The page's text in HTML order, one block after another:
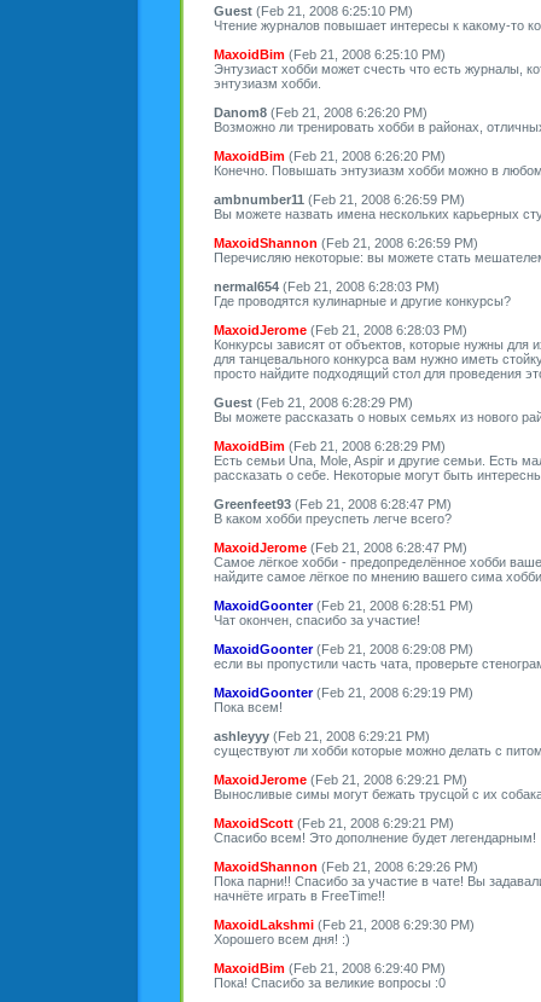
Guest (Feb 21, 2008 6:25:10 PM)
Чтение журналов повышает интересы к какому-то
MaxoidBim (Feb 21, 2008 6:25:10 PM)
Энтузиаст хобби может счесть что есть журналы,
энтузиазм хобби.
Danom8 (Feb 21, 2008 6:26:20 PM)
Возможно ли тренировать хобби в районах,
MaxoidBim (Feb 21, 2008 6:26:20 PM)
Конечно. Повышать энтузиазм хобби можно в
ambnumber11 (Feb 21, 2008 6:26:59 PM)
Вы можете назвать имена нескольких карьерных
MaxoidShannon (Feb 21, 2008 6:26:59 PM)
Перечисляю некоторые: вы можете стать
nermal654 (Feb 21, 2008 6:28:03 PM)
Где проводятся кулинарные и другие конкурсы?
MaxoidJerome (Feb 21, 2008 6:28:03 PM)
Конкурсы зависят от объектов, которые нужны для
для танцевального конкурса вам нужно иметь
просто найдите подходящий стол для проведения
Guest (Feb 21, 2008 6:28:29 PM)
Вы можете рассказать о новых семьях из нового
MaxoidBim (Feb 21, 2008 6:28:29 PM)
Есть семьи Una, Mole, Aspir и другие семьи. Есть
рассказать о себе. Некоторые могут быть
Greenfeet93 (Feb 21, 2008 6:28:47 PM)
В каком хобби преуспеть легче всего?
MaxoidJerome (Feb 21, 2008 6:28:47 PM)
Самое лёгкое хобби - предопределённое хобби
найдите самое лёгкое по мнению вашего сима
MaxoidGoonter(Feb 21, 2008 6:28:51 PM)
Чат окончен, спасибо за участие!
MaxoidGoonter(Feb 21, 2008 6:29:08 PM)
если вы пропустили часть чата, проверьте
MaxoidGoonter(Feb 21, 2008 6:29:19 PM)
Пока всем!
ashleyyy (Feb 21, 2008 6:29:21 PM)
существуют ли хобби которые можно делать с
MaxoidJerome (Feb 21, 2008 6:29:21 PM)
Выносливые симы могут бежать трусцой с их
MaxoidScott (Feb 21, 2008 6:29:21 PM)
Спасибо всем! Это дополнение будет легендарным!
MaxoidShannon (Feb 21, 2008 6:29:26 PM)
Пока парни!! Спасибо за участие в чате! Вы
начнёте играть в FreeTime!!
MaxoidLakshmi (Feb 21, 2008 6:29:30 PM)
Хорошего всем дня! :)
MaxoidBim (Feb 21, 2008 6:29:40 PM)
Пока! Спасибо за великие вопросы :0